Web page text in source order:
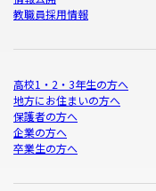
教職員採用情報
高校1・2・3年生の方へ
地方にお住まいの方へ
保護者の方へ
企業の方へ
卒業生の方へ